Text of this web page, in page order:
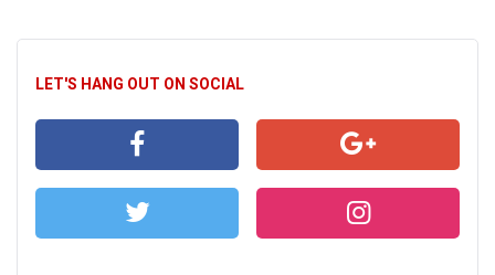
LET'S HANG OUT ON SOCIAL